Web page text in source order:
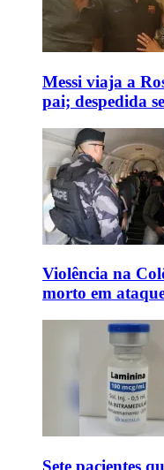
Messi viaja a
pai; despedida
Violência na
morto em
Sete pacientes